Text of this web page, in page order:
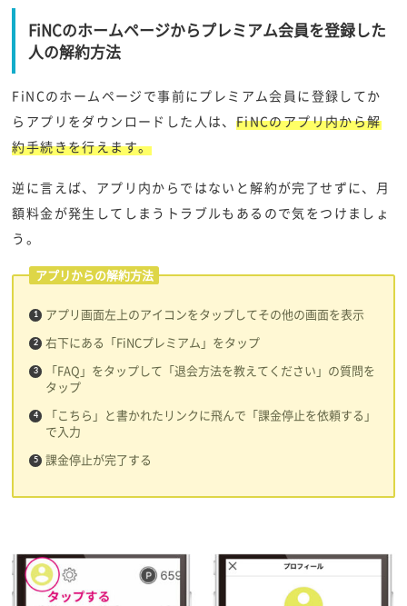
FiNCのホームページからプレミアム会員を登録した
人の解約方法
FiNCのホームページで事前にプレミアム会員に登録してか
らアプリをダウンロードした人は、 FiNCのアプリ内から解
約手続きを行えます。
逆に言えば、アプリ内からではないと解約が完了せずに、月
額料金が発生してしまうトラブルもあるので気をつけましょ
う。
アプリからの解約方法
アプリ画面左上のアイコンをタップしてその他の画面を表示
右下にある「FiNCプレミアム」をタップ
「FAQ」をタップして「退会方法を教えてください」の質問を
タップ
「こちら」と書かれたリンクに飛んで「課金停止を依頼する」
で入力
課金停止が完了する